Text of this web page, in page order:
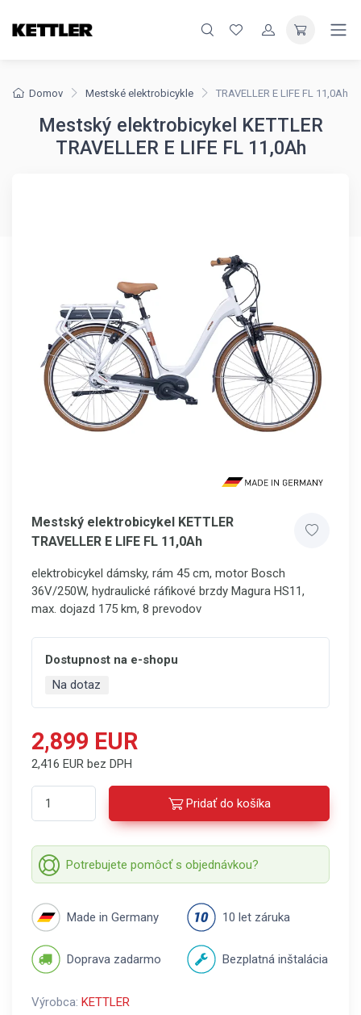
Domov Mestské elektrobicykle TRAVELLER E LIFE FL 11,0Ah
Mestský elektrobicykel KETTLER
TRAVELLER E LIFE FL 11,0Ah
Mestský elektrobicykel KETTLER
TRAVELLER E LIFE FL 11,0Ah
elektrobicykel dámsky, rám 45 cm, motor Bosch
36V/250W, hydraulické ráfikové brzdy Magura HS11,
max. dojazd 175 km, 8 prevodov
Dostupnost na e-shopu
Na dotaz
2,899 EUR
2,416 EUR bez DPH
Pridať do košíka
Potrebujete pomôcť s objednávkou?
Made in Germany 10 let záruka
Doprava zadarmo Bezplatná inštalácia
Výrobca: KETTLER